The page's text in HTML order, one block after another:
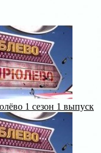
1 сезон 1 выпуск